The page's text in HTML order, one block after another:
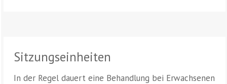
Sitzungseinheiten
In der Regel dauert eine Behandlung bei Erwachsenen